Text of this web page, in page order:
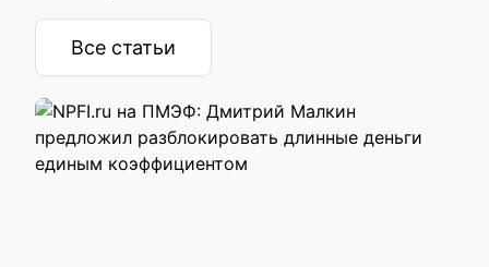
Все статьи